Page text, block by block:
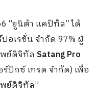
“ยูนิต้า แคปิทัล” ได้
อเรชั่น จำกัด 97% ผู้
ย์ดิจิทัล Satang Pro
บิกซ์ เทรด จำกัด) เพื่อ
ย์ดิจิทัล”